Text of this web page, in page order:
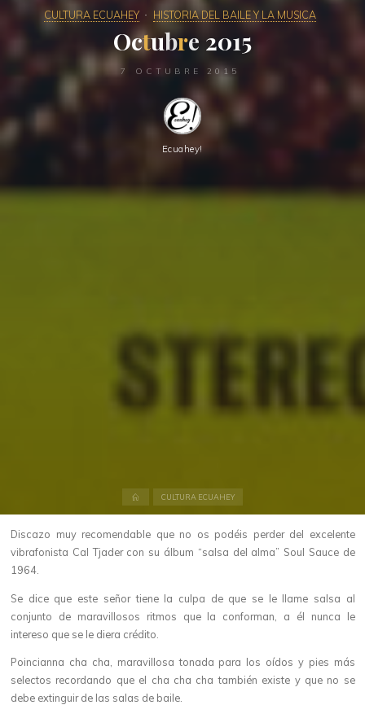
CULTURA ECUAHEY HISTORIA DEL BAILE Y LA MUSICA
Octubre 2015
7 OCTUBRE 2015
Ecuahey!
CULTURA ECUAHEY
Discazo muy recomendable que no os podéis perder del excelente
vibrafonista Cal Tjader con su álbum “salsa del alma” Soul Sauce de
1964.
Se dice que este señor tiene la culpa de que se le llame salsa al
conjunto de maravillosos ritmos que la conforman, a él nunca le
intereso que se le diera crédito.
Poincianna cha cha, maravillosa tonada para los oídos y pies más
selectos recordando que el cha cha cha también existe y que no se
debe extinguir de las salas de baile.